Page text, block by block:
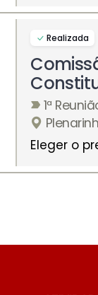
Realizada
1ª
Eleger o